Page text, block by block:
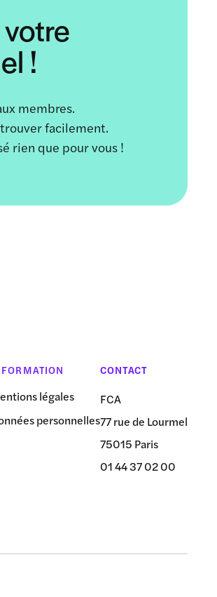
!
membres.
facilement.
rien que pour vous !
légales
personnelles
CONTACT
FCA
77 rue de Lourmel
75015 Paris
01 44 37 02 00